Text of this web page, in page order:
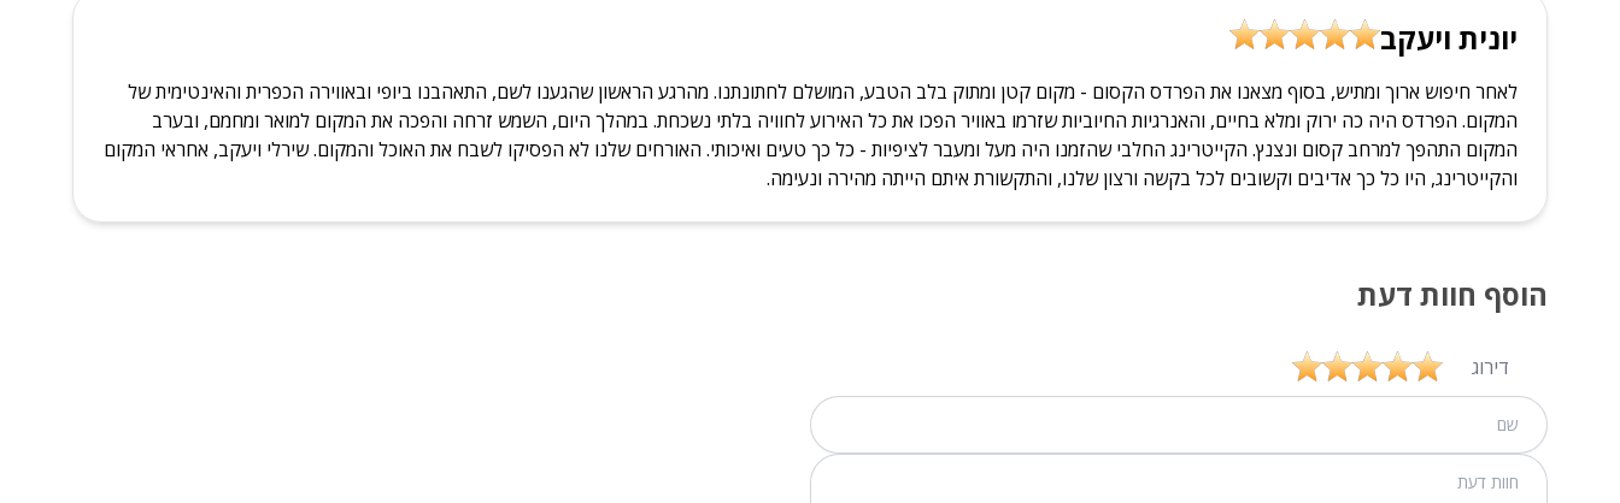
יונית ויעקב
לאחר חיפוש ארוך ומתיש, בסוף מצאנו את הפרדס הקסום - מקום קטן ומתוק בלב הטבע, המושלם לחתונתנו. מהרגע הראשון שהגענו לשם, התאהבנו ביופי ובאווירה הכפרית והאינטימית של
המקום. הפרדס היה כה ירוק ומלא בחיים, והאנרגיות החיוביות שזרמו באוויר הפכו את כל האירוע לחוויה בלתי נשכחת. במהלך היום, השמש זרחה והפכה את המקום למואר ומחמם, ובערב
המקום התהפך למרחב קסום ונצנץ. הקייטרינג החלבי שהזמנו היה מעל ומעבר לציפיות - כל כך טעים ואיכותי. האורחים שלנו לא הפסיקו לשבח את האוכל והמקום. שירלי ויעקב, אחראי המקום
והקייטרינג, היו כל כך אדיבים וקשובים לכל בקשה ורצון שלנו, והתקשורת איתם הייתה מהירה ונעימה.
הוסף חוות דעת
דירוג